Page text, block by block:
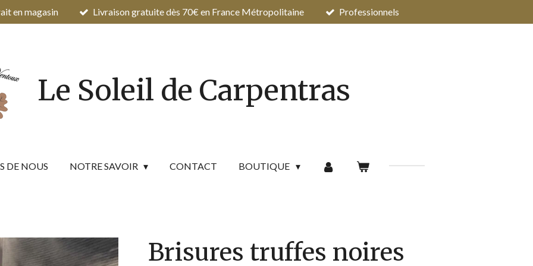
en magasin Livraison gratuite dès 70€ en France Métropolitaine Professionnels
Le Soleil de Carpentras
DE NOUS NOTRE SAVOIR CONTACT BOUTIQUE
Brisures truffes noires